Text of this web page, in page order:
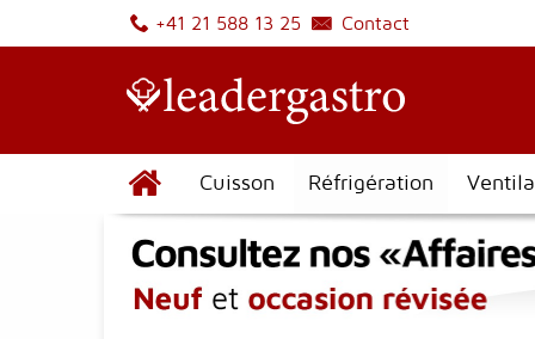
+41 21 588 13 25 Contact
Cuisson Réfrigération